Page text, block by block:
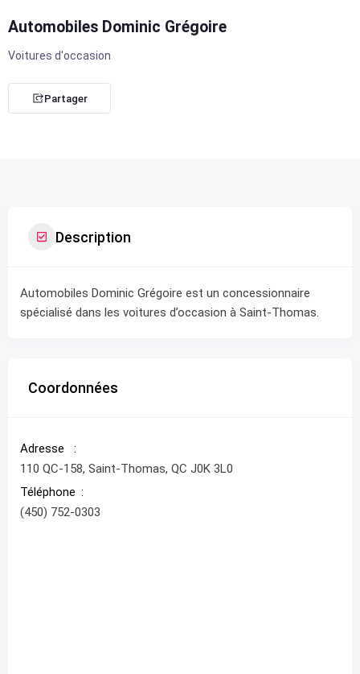
Automobiles Dominic Grégoire
Voitures d'occasion
Partager
Description
Automobiles Dominic Grégoire est un concessionnaire
spécialisé dans les voitures d’occasion à Saint-Thomas.
Coordonnées
Adresse
110 QC-158, Saint-Thomas, QC J0K 3L0
Téléphone
(450) 752-0303